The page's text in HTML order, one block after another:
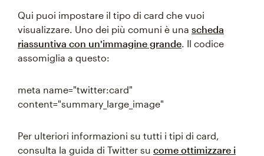
Qui puoi impostare il tipo di card che vuoi
visualizzare. Uno dei più comuni è una scheda
riassuntiva con un'immagine grande. Il codice
assomiglia a questo:
meta name="twitter:card"
content="summary_large_image"
Per ulteriori informazioni su tutti i tipi di card,
consulta la guida di Twitter su come ottimizzare i